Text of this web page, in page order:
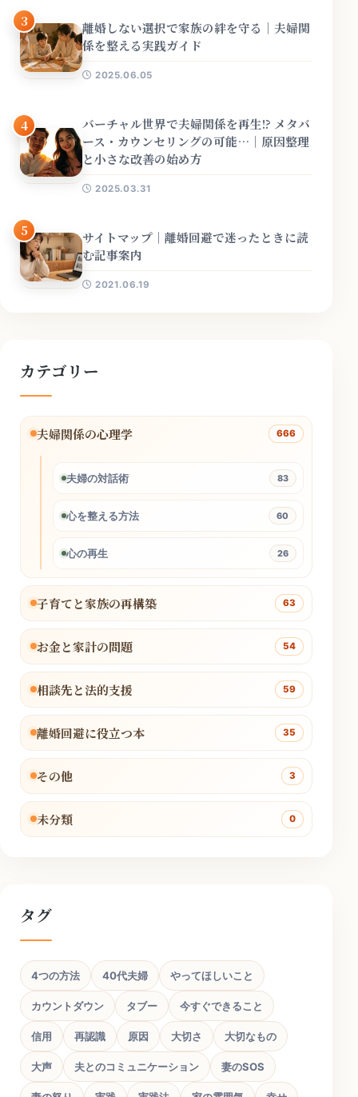
3
離婚しない選択で家族の絆を守る｜夫婦関
係を整える実践ガイド
2025.06.05
4
バーチャル世界で夫婦関係を再生!? メタバ
ース・カウンセリングの可能…｜原因整理
と小さな改善の始め方
2025.03.31
5
サイトマップ｜離婚回避で迷ったときに読
む記事案内
2021.06.19
カテゴリー
夫婦関係の心理学 666
夫婦の対話術 83
心を整える方法 60
心の再生 26
子育てと家族の再構築 63
お金と家計の問題 54
相談先と法的支援 59
離婚回避に役立つ本 35
その他 3
未分類 0
タグ
4つの方法 40代夫婦 やってほしいこと
カウントダウン タブー 今すぐできること
信用 再認識 原因 大切さ 大切なもの
大声 夫とのコミュニケーション 妻のSOS